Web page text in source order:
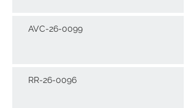
AVC-26-0099
RR-26-0096